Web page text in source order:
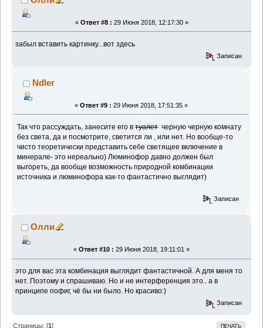
« Ответ #8 : 29 Июня 2018, 12:17:30 »
забыл вставить картинку...вот здесь
Записан
Ndler
« Ответ #9 : 29 Июня 2018, 17:51:35 »
Так что рассуждать, занесите его втуалетчерную черную комнату
без света, да и посмотрите, светится ли , или нет. Но вообще-то
чисто теоретически представить себе светящее включение в
минерале- это нереально) Люминофор давно должен был
выгореть, да вообще возможность природной комбинации
источника и люминофора как-то фантастично выглядит)
Записан
Олли
« Ответ #10 : 29 Июня 2018, 19:11:01 »
это для вас эта комбинация выглядит фантастичной. А для меня то
нет. Поэтому и спрашиваю. Но и не интерференция это.. а в
принципе пофиг, чё бы ни было. Но красиво:)
Записан
ПЕЧАТЬ
Страницы: [1]